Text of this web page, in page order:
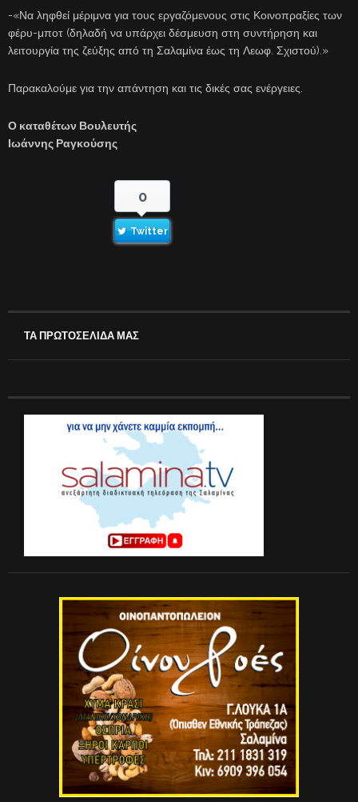
-«Να ληφθεί μέριμνα για τους εργαζόμενους στις Κοινοπραξίες των
φέρυ-μποτ (δηλαδή να υπάρχει δέσμευση στη συντήρηση και
λειτουργία της ζεύξης από τη Σαλαμίνα έως τη Λεωφ. Σχιστού).»
Παρακαλούμε για την απάντηση και τις δικές σας ενέργειες.
Ο καταθέτων Βουλευτής
Ιωάννης Ραγκούσης
0
Twitter
ΤΑ ΠΡΩΤΟΣΕΛΙΔΑ ΜΑΣ